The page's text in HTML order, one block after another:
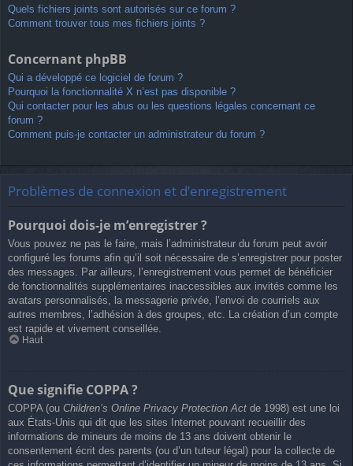
Quels fichiers joints sont autorisés sur ce forum ?
Comment trouver tous mes fichiers joints ?
Concernant phpBB
Qui a développé ce logiciel de forum ?
Pourquoi la fonctionnalité X n’est pas disponible ?
Qui contacter pour les abus ou les questions légales concernant ce
forum ?
Comment puis-je contacter un administrateur du forum ?
Problèmes de connexion et d’enregistrement
Pourquoi dois-je m’enregistrer ?
Vous pouvez ne pas le faire, mais l’administrateur du forum peut avoir
configuré les forums afin qu’il soit nécessaire de s’enregistrer pour poster
des messages. Par ailleurs, l’enregistrement vous permet de bénéficier
de fonctionnalités supplémentaires inaccessibles aux invités comme les
avatars personnalisés, la messagerie privée, l’envoi de courriels aux
autres membres, l’adhésion à des groupes, etc. La création d’un compte
est rapide et vivement conseillée.
Haut
Que signifie COPPA ?
COPPA (ou Children’s Online Privacy Protection Act de 1998) est une loi
aux États-Unis qui dit que les sites Internet pouvant recueillir des
informations de mineurs de moins de 13 ans doivent obtenir le
consentement écrit des parents (ou d’un tuteur légal) pour la collecte de